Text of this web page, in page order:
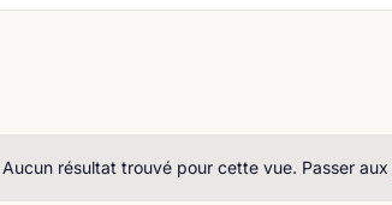
Aucun résultat trouvé pour cette vue. Passer aux